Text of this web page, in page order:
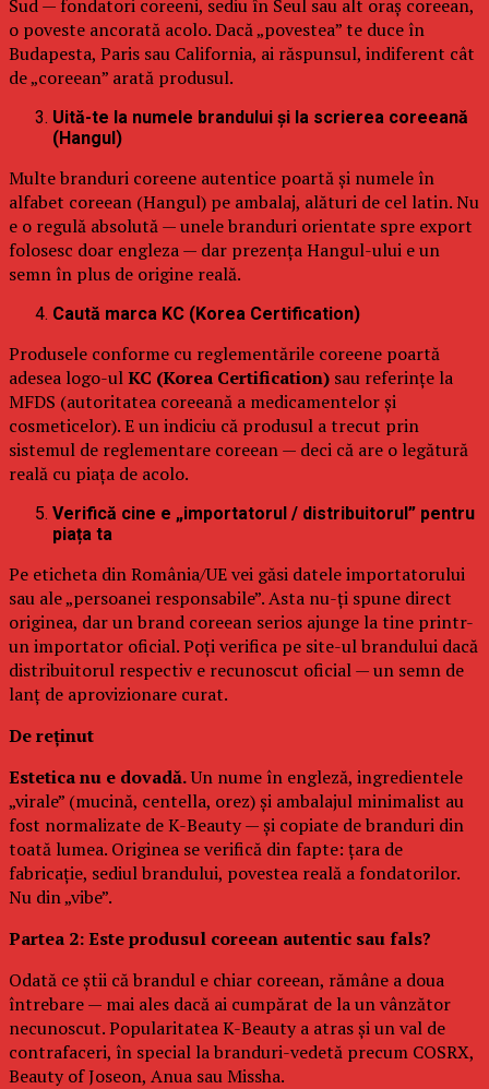
Sud — fondatori coreeni, sediu în Seul sau alt oraș coreean,
o poveste ancorată acolo. Dacă „povestea” te duce în
Budapesta, Paris sau California, ai răspunsul, indiferent cât
de „coreean” arată produsul.
Uită-te la numele brandului și la scrierea coreeană
(Hangul)
Multe branduri coreene autentice poartă și numele în
alfabet coreean (Hangul) pe ambalaj, alături de cel latin. Nu
e o regulă absolută — unele branduri orientate spre export
folosesc doar engleza — dar prezența Hangul-ului e un
semn în plus de origine reală.
Caută marca KC (Korea Certification)
Produsele conforme cu reglementările coreene poartă
adesea logo-ulKC (Korea Certification) sau referințe la
MFDS (autoritatea coreeană a medicamentelor și
cosmeticelor). E un indiciu că produsul a trecut prin
sistemul de reglementare coreean — deci că are o legătură
reală cu piața de acolo.
Verifică cine e „importatorul / distribuitorul” pentru
piața ta
Pe eticheta din România/UE vei găsi datele importatorului
sau ale „persoanei responsabile”. Asta nu-ți spune direct
originea, dar un brand coreean serios ajunge la tine printr-
un importator oficial. Poți verifica pe site-ul brandului dacă
distribuitorul respectiv e recunoscut oficial — un semn de
lanț de aprovizionare curat.
De reținut
Estetica nu e dovadă.Un nume în engleză, ingredientele
„virale” (mucină, centella, orez) și ambalajul minimalist au
fost normalizate de K-Beauty — și copiate de branduri din
toată lumea. Originea se verifică din fapte: țara de
fabricație, sediul brandului, povestea reală a fondatorilor.
Nu din „vibe”.
Partea 2: Este produsul coreean autentic sau fals?
Odată ce știi că brandul e chiar coreean, rămâne a doua
întrebare — mai ales dacă ai cumpărat de la un vânzător
necunoscut. Popularitatea K-Beauty a atras și un val de
contrafaceri, în special la branduri-vedetă precum COSRX,
Beauty of Joseon, Anua sau Missha.